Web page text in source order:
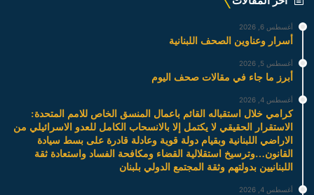
أغسطس 6, 2026
أسرار وعناوين الصحف اللبنانية
أغسطس 5, 2026
أبرز ما جاء في مقالات صحف اليوم
أغسطس 4, 2026
كرامي خلال استقباله القائم باعمال المنسق الخاص للامم المتحدة:
الاستقرار الحقيقي لا يكتمل إلا بالانسحاب الكامل للعدو الاسرائيلي من
الاراضي اللبنانية وبقيام دولة قوية وعادلة قادرة على بسط سيادة
القانون…وترسيخ استقلالية القضاء ومكافحة الفساد واستعادة ثقة
اللبنانيين بدولتهم وثقة المجتمع الدولي بلبنان
أغسطس 4, 2026